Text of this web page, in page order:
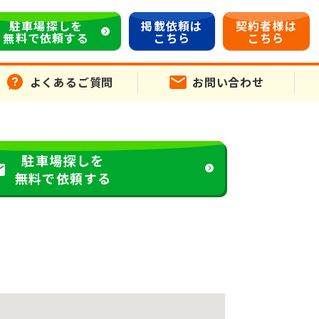
駐車場探しを
無料で依頼する
掲載依頼は
こちら
契約者様は
こちら
よくあるご質問 お問い合わせ
駐車場探しを
無料で依頼する